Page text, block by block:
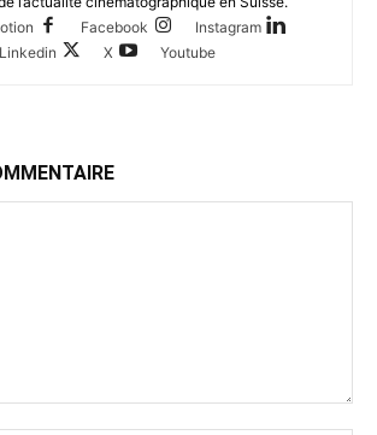
Facebook
Instagram
Linkedin
X Youtube